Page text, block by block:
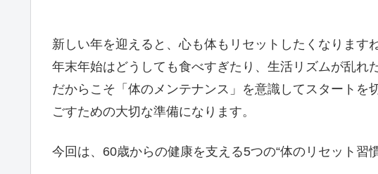
新しい年を迎えると、心も体もリセットしたくなりますね
年末年始はどうしても食べすぎたり、生活リズムが乱れ
だからこそ「体のメンテナンス」を意識してスタートを
ごすための大切な準備になります。
今回は、60歳からの健康を支える5つの“体のリセット習